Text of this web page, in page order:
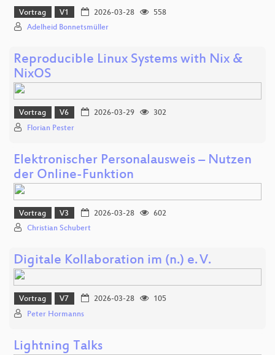
Vortrag V1 2026-03-28
558
Adelheid Bonnetsmüller
Reproducible Linux Systems with Nix &
NixOS
Vortrag V6 2026-03-29
302
Florian Pester
Elektronischer Personalausweis – Nutzen
der Online‑Funktion
Vortrag V3 2026-03-28
602
Christian Schubert
Digitale Kollaboration im (n.) e. V.
Vortrag V7 2026-03-28
105
Peter Hormanns
Lightning Talks